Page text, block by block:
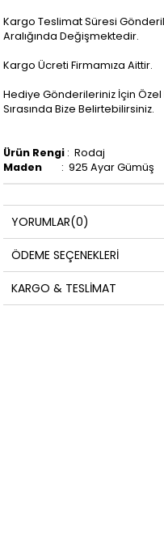
Kargo Teslimat Süresi
Aralığında Değişmektedir.
Kargo Ücreti Firmamıza Aittir.
Hediye Gönderileriniz İçin
Sırasında Bize Belirtebilirsiniz.
Ürün Rengi : Rodaj
Maden : 925 Ayar Gümüş
YORUMLAR(0)
ÖDEME SEÇENEKLERI
KARGO & TESLIMAT